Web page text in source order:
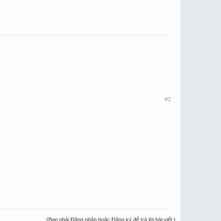
#3
(Bạn phải Đăng nhập hoặc Đăng ký để trả lời bài viết.)